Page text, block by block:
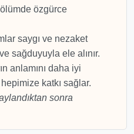
özgürce
saygı ve nezaket
sağduyuyla ele alınır.
anlamını daha iyi
katkı sağlar.
sonra